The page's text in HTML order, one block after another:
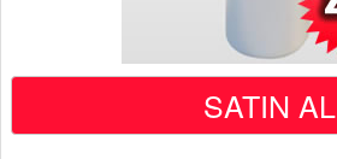
SATIN AL